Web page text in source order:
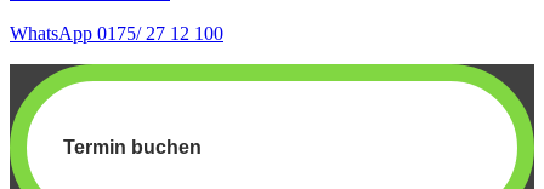
WhatsApp 0175/ 27 12 100
Termin buchen